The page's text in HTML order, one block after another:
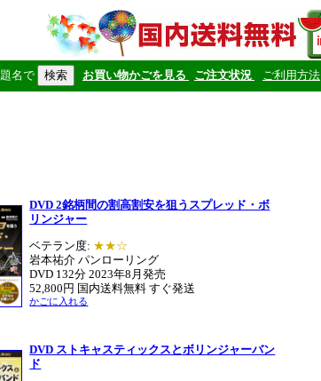
題名で お買い物かごを見る ご注文状況 ご利用方法
DVD 2銘柄間の割高割安を狙うスプレッド・ボ
リンジャー
ベテラン度: ★★☆
岩本祐介 パンローリング
DVD 132分 2023年8月発売
52,800円 国内送料無料 すぐ発送
かごに入れる
DVD ストキャスティックスとボリンジャーバン
ド